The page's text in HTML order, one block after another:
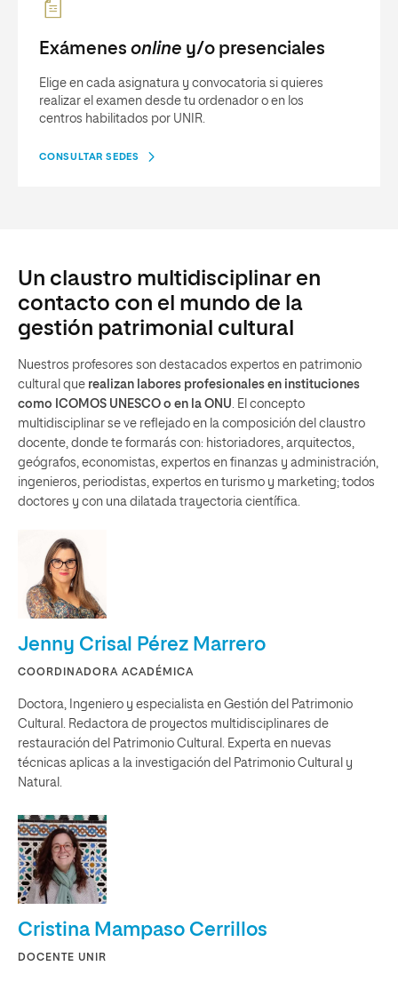
Exámenes online y/o presenciales
Elige en cada asignatura y convocatoria si quieres
realizar el examen desde tu ordenador o en los
centros habilitados por UNIR.
CONSULTAR SEDES
Un claustro multidisciplinar en
contacto con el mundo de la
gestión patrimonial cultural
Nuestros profesores son destacados expertos en patrimonio
cultural que realizan labores profesionales en instituciones
como ICOMOS UNESCO o en la ONU. El concepto
multidisciplinar se ve reflejado en la composición del claustro
docente, donde te formarás con: historiadores, arquitectos,
geógrafos, economistas, expertos en finanzas y administración,
ingenieros, periodistas, expertos en turismo y marketing; todos
doctores y con una dilatada trayectoria científica.
Jenny Crisal Pérez Marrero
COORDINADORA ACADÉMICA
Doctora, Ingeniero y especialista en Gestión del Patrimonio
Cultural. Redactora de proyectos multidisciplinares de
restauración del Patrimonio Cultural. Experta en nuevas
técnicas aplicas a la investigación del Patrimonio Cultural y
Natural.
Cristina Mampaso Cerrillos
DOCENTE UNIR